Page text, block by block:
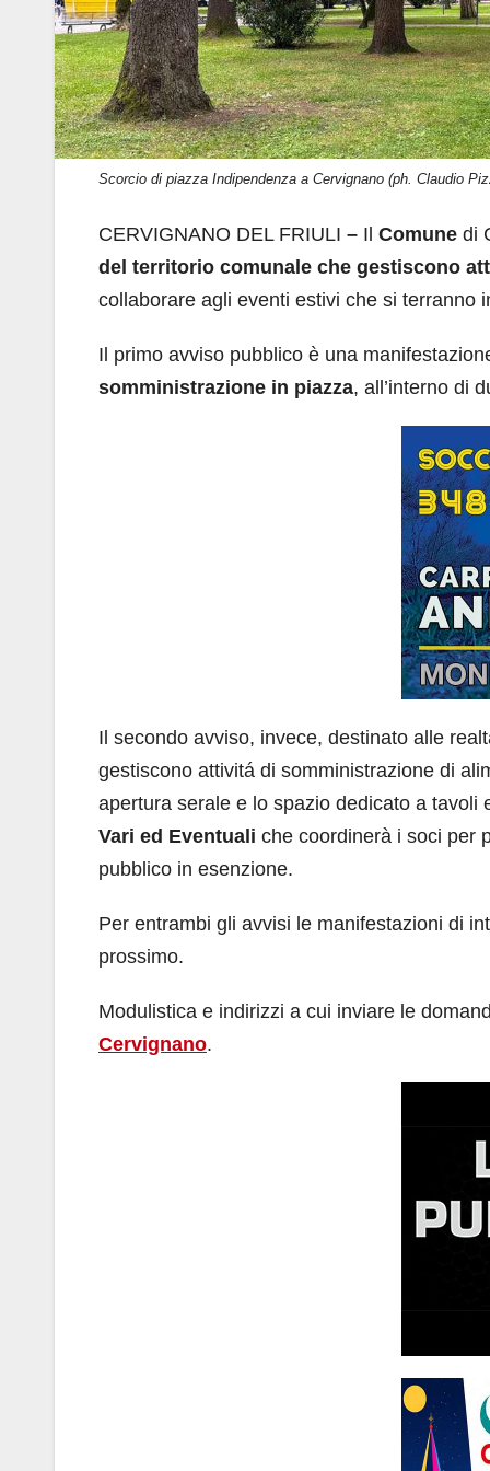
Scorcio di piazza Indipendenza a Cervignano (ph. Claudio
CERVIGNANO DEL FRIULI – Il Comune di
del territorio comunale che gestiscono
collaborare agli eventi estivi che si terranno
Il primo avviso pubblico è una
somministrazione in piazza, all’interno di
Il secondo avviso, invece, destinato alle
gestiscono attivitá di somministrazione di
apertura serale e lo spazio dedicato a tavoli
Vari ed Eventuali che coordinerà i soci per
pubblico in esenzione.
Per entrambi gli avvisi le manifestazioni di
prossimo.
Modulistica e indirizzi a cui inviare le
Cervignano.